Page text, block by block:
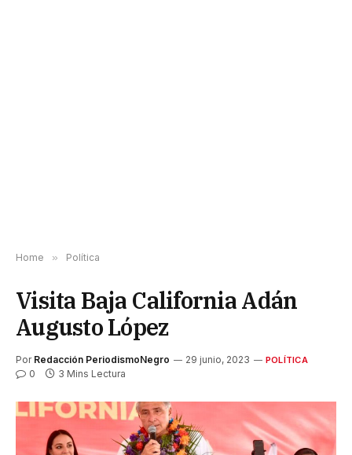
Home » Política
Visita Baja California Adán
Augusto López
Por Redacción PeriodismoNegro 29 junio, 2023 POLÍTICA
0 3 Mins Lectura